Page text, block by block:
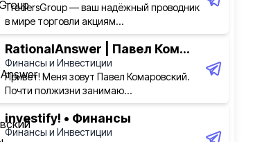
TradersGroup — ваш надёжный проводник
в мире торговли акциям...
RationalAnswer | Павел Ком...
Финансы и Инвестиции
Привет! Меня зовут Павел Комаровский.
Почти полжизни занимаю...
investify! • Финансы
Финансы и Инвестиции